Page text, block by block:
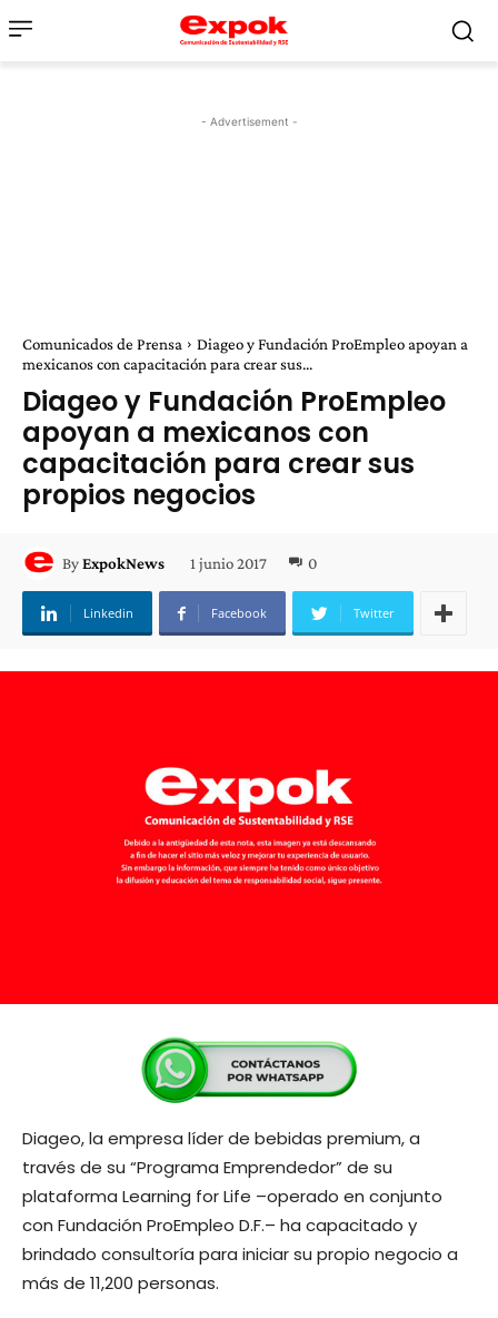
- Advertisement -
Comunicados de Prensa
Diageo y Fundación ProEmpleo apoyan a
mexicanos con capacitación para crear sus...
Diageo y Fundación ProEmpleo
apoyan a mexicanos con
capacitación para crear sus
propios negocios
ByExpokNews 1 junio 2017 0
Linkedin Facebook Twitter
Diageo, la empresa líder de bebidas premium, a
través de su “Programa Emprendedor” de su
plataforma Learning for Life –operado en conjunto
con Fundación ProEmpleo D.F.– ha capacitado y
brindado consultoría para iniciar su propio negocio a
más de 11,200 personas.